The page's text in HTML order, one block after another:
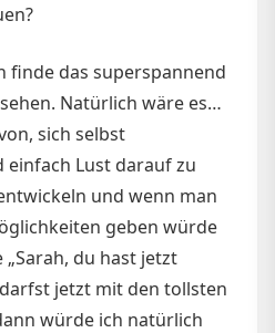
finde das superspannend
Natürlich wäre es…
sich selbst
Lust darauf zu
und wenn man
geben würde
du hast jetzt
jetzt mit den tollsten
würde ich natürlich